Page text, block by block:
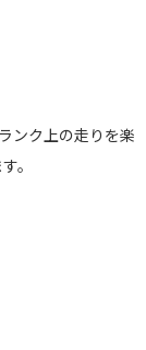
ンク上の走りを楽
。